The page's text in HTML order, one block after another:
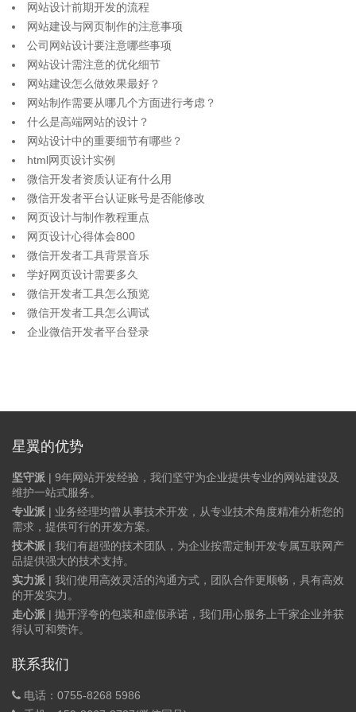
网站设计前期开发的流程
网站建设与网页制作的注意事项
公司网站设计要注意哪些事项
网站设计需注意的优化细节
网站建设怎么做效果最好？
网站制作需要从哪几个方面进行考虑？
什么是高端网站的设计？
网站设计中的重要细节有哪些？
html网页设计实例
微信开发者资质认证有什么用
微信开发者平台认证账号是否能修改
网页设计与制作教程重点
网页设计心得体会800
微信开发者工具背景音乐
学好网页设计需要多久
微信开发者工具怎么预览
微信开发者工具怎么调试
企业微信开发者平台登录
星翼的优势
坚守派 | 9年网站开发经验，我们坚守为企业提供专业的网站建设及
维护一站式服务。
专业派 | 业务经理均曾从事技术开发，从专业技术角度精准分析您的
需求，提供可行的开发方案。
技术派 | 我们有超强的技术团队，为企业按需定制开发专属互联网产
品提供强大的技术支持。
实力派 | 我们使用高效灵活的沟通方式，团队合作更顺畅，具有高效
的开发实力。
走心派 | 抛开浮夸的包装和虚假承诺，我们用心服务上千家企业并获
得认可和赞许。
联系我们
电话：0755-8268 5986